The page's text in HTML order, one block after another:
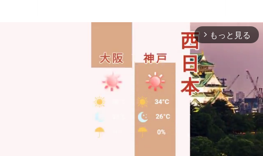
arrow_forward_ios もっと見る